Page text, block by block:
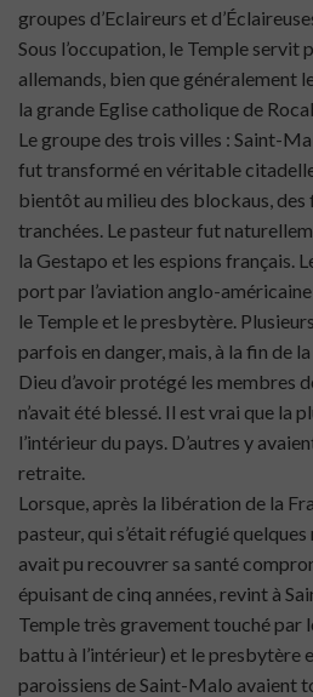
groupes d’Eclaireurs et
Sous l’occupation, le Temple servit
allemands, bien que généralement
la grande Eglise catholique de
Le groupe des trois villes : Saint-
fut transformé en véritable
bientôt au milieu des blockaus,
tranchées. Le pasteur fut
la Gestapo et les espions français.
port par l’aviation anglo-
le Temple et le presbytère.
parfois en danger, mais, à la fin de
Dieu d’avoir protégé les membres
n’avait été blessé. Il est vrai que la
l’intérieur du pays. D’autres y
retraite.
Lorsque, après la libération de la
pasteur, qui s’était réfugié quelques
avait pu recouvrer sa santé
épuisant de cinq années, revint à
Temple très gravement touché par
battu à l’intérieur) et le presbytère
paroissiens de Saint-Malo avaient